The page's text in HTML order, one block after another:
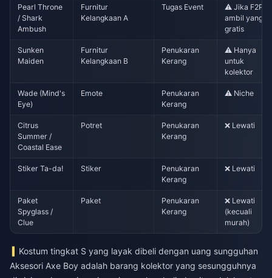
Pearl Throne
/ Shark
Ambush
Furnitur
Kelangkaan A
Tugas Event
⚠️ Jika F2P,
ambil yang
gratis
Sunken
Maiden
Furnitur
Kelangkaan B
Penukaran
Kerang
⚠️ Hanya
untuk
kolektor
Wade (Mind's
Eye)
Emote
Penukaran
Kerang
⚠️ Niche
Citrus
Summer /
Coastal Ease
Potret
Penukaran
Kerang
❌ Lewati
Stiker Ta-da! Stiker
Penukaran
Kerang
❌ Lewati
Paket
Spyglass /
Clue
Paket
Penukaran
Kerang
❌ Lewati
(kecuali
murah)
Kostum tingkat S yang layak dibeli dengan uang sungguhan
Aksesori Axe Boy adalah barang kolektor yang sesungguhnya